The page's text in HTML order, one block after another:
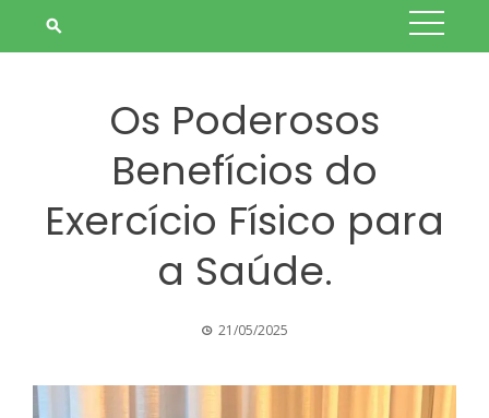
Os Poderosos
Benefícios do
Exercício Físico para
a Saúde.
21/05/2025